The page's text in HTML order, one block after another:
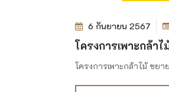
6 กันยายน 2567
โครงการเพาะกล้า
โครงการเพาะกล้าไม้ ขยา